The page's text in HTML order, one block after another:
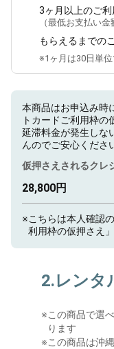
3ヶ月 以上のご
（最低お支払い金
もらえるまでの
※1ヶ月は30日単
本商品はお申込み時
トカードご利用枠の
延滞料金が発生しな
んのでご安心くださ
仮押さえされるクレ
28,800円
※こちらは本人確認
利用枠の仮押さえ
2.レンタ
※この商品で選
ります
※この商品は沖